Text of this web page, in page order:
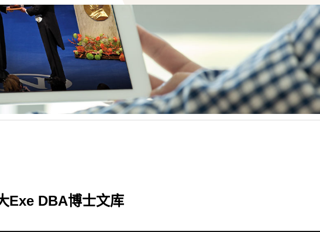
Exe DBA博士文库